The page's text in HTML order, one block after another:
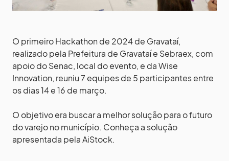
O primeiro Hackathon de 2024 de Gravataí,
realizado pela Prefeitura de Gravataí e Sebraex, com
apoio do Senac, local do evento, e da Wise
Innovation, reuniu 7 equipes de 5 participantes entre
os dias 14 e 16 de março.
O objetivo era buscar a melhor solução para o futuro
do varejo no município. Conheça a solução
apresentada pela AiStock.